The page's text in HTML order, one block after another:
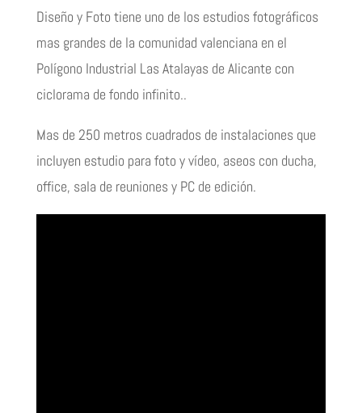
Diseño y Foto tiene uno de los estudios fotográficos
mas grandes de la comunidad valenciana en el
Polígono Industrial Las Atalayas de Alicante con
ciclorama de fondo infinito..
Mas de 250 metros cuadrados de instalaciones que
incluyen estudio para foto y vídeo, aseos con ducha,
office, sala de reuniones y PC de edición.